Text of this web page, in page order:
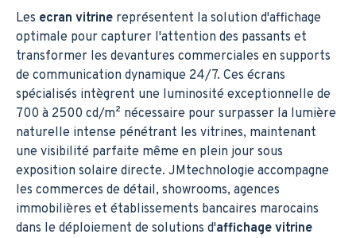
Les ecran vitrine représentent la solution d'affichage
optimale pour capturer l'attention des passants et
transformer les devantures commerciales en supports
de communication dynamique 24/7. Ces écrans
spécialisés intègrent une luminosité exceptionnelle de
700 à 2500 cd/m² nécessaire pour surpasser la lumière
naturelle intense pénétrant les vitrines, maintenant
une visibilité parfaite même en plein jour sous
exposition solaire directe. JMtechnologie accompagne
les commerces de détail, showrooms, agences
immobilières et établissements bancaires marocains
dans le déploiement de solutions d'affichage vitrine